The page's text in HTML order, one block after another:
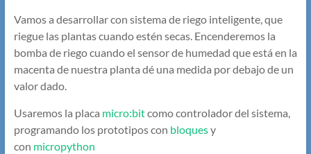
Vamos a desarrollar con sistema de riego inteligente, que
riegue las plantas cuando estén secas. Encenderemos la
bomba de riego cuando el sensor de humedad que está en la
macenta de nuestra planta dé una medida por debajo de un
valor dado.
Usaremos la placa micro:bitcomo controlador del sistema,
programando los prototipos con bloquesy
con micropython